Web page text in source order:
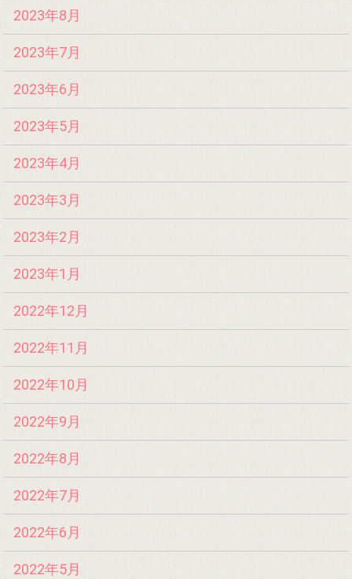
2023年8月
2023年7月
2023年6月
2023年5月
2023年4月
2023年3月
2023年2月
2023年1月
2022年12月
2022年11月
2022年10月
2022年9月
2022年8月
2022年7月
2022年6月
2022年5月